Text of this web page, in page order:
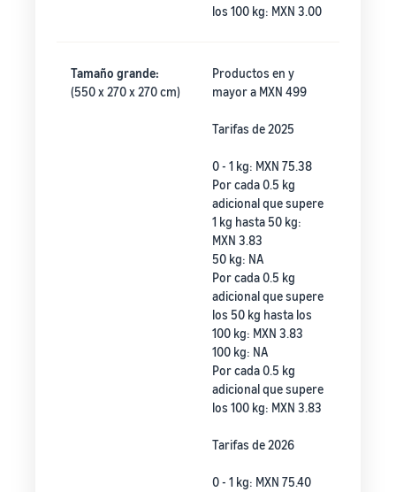
los 100 kg: MXN 3.00
Tamaño grande:
(550 x 270 x 270 cm)
Productos en y
mayor a MXN 499
Tarifas de 2025
0 - 1 kg: MXN 75.38
Por cada 0.5 kg
adicional que supere
1 kg hasta 50 kg:
MXN 3.83
50 kg: NA
Por cada 0.5 kg
adicional que supere
los 50 kg hasta los
100 kg: MXN 3.83
100 kg: NA
Por cada 0.5 kg
adicional que supere
los 100 kg: MXN 3.83
Tarifas de 2026
0 - 1 kg: MXN 75.40